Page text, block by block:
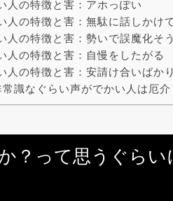
人の特徴と害：アホっぽい
人の特徴と害：無駄に話しかけ
人の特徴と害：勢いで誤魔化そ
人の特徴と害：自慢をしたがる
人の特徴と害：安請け合いばか
常識なぐらい声がでかい人は厄介
？って思うぐら